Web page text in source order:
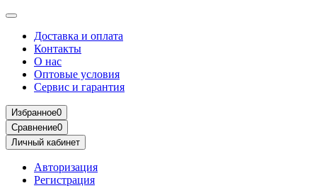
Доставка и оплата
Контакты
О нас
Оптовые условия
Сервис и гарантия
Избранное0
Сравнение0
Личный кабинет
Авторизация
Регистрация